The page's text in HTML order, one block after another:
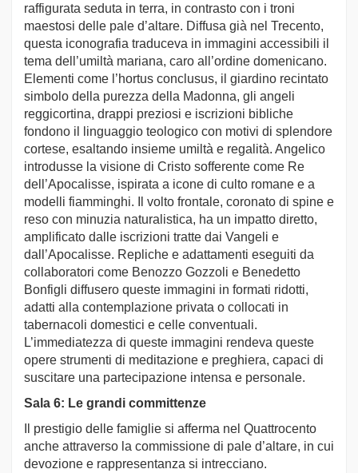
raffigurata seduta in terra, in contrasto con i troni
maestosi delle pale d’altare. Diffusa già nel Trecento,
questa iconografia traduceva in immagini accessibili il
tema dell’umiltà mariana, caro all’ordine domenicano.
Elementi come l’hortus conclusus, il giardino recintato
simbolo della purezza della Madonna, gli angeli
reggicortina, drappi preziosi e iscrizioni bibliche
fondono il linguaggio teologico con motivi di splendore
cortese, esaltando insieme umiltà e regalità. Angelico
introdusse la visione di Cristo sofferente come Re
dell’Apocalisse, ispirata a icone di culto romane e a
modelli fiamminghi. Il volto frontale, coronato di spine e
reso con minuzia naturalistica, ha un impatto diretto,
amplificato dalle iscrizioni tratte dai Vangeli e
dall’Apocalisse. Repliche e adattamenti eseguiti da
collaboratori come Benozzo Gozzoli e Benedetto
Bonfigli diffusero queste immagini in formati ridotti,
adatti alla contemplazione privata o collocati in
tabernacoli domestici e celle conventuali.
L’immediatezza di queste immagini rendeva queste
opere strumenti di meditazione e preghiera, capaci di
suscitare una partecipazione intensa e personale.
Sala 6: Le grandi committenze
Il prestigio delle famiglie si afferma nel Quattrocento
anche attraverso la commissione di pale d’altare, in cui
devozione e rappresentanza si intrecciano.